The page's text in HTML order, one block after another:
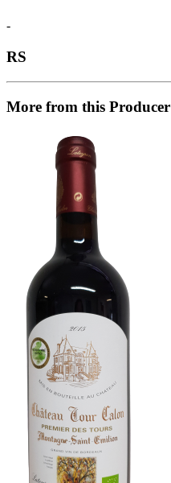
-
RS
More from this Producer